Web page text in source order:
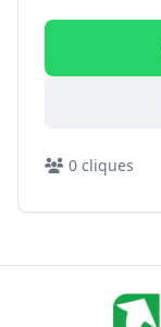
0 cliques